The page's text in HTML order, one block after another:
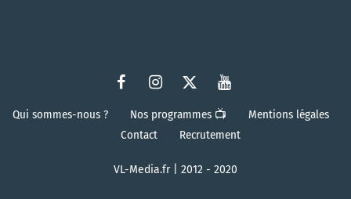
Qui sommes-nous ? Nos programmes 📺
Mentions légales
Contact
Recrutement
VL-Media.fr | 2012 - 2020